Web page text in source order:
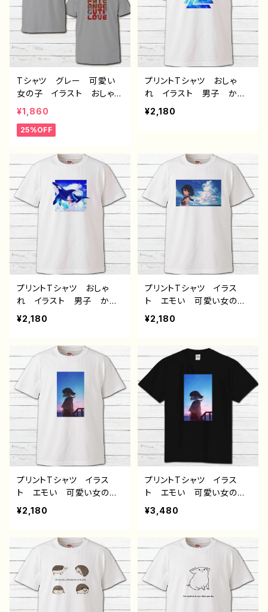
シャツ №640 J1-9
Tシャツ グレー 可愛い
女の子 イラスト おしゃ
れ 後ろ姿 レディース
メンズ 綺麗 セクシー
個性的 おすすめ イラス
ャツ デザイン コラボ
オリジナル デザイン グッ
ズ タイトル：アバンチュー
ル カラーグレー 作：んご
ミック C-3
¥1,860
25%OFF
プリントTシャツ おしゃ
れ イラスト 男子 かっ
こいい イケメン クー
ル エモい 動物 海 ク
気 イラストレーター 絵
師 クリエイター 白 半
袖シャツ デザイン コラ
ボ オリジナル デザイ
ン グッズ タイトル：jellyf
¥2,180
プリントTシャツ おしゃ
れ イラスト 男子 かっ
こいい イケメン クー
ル エモい 動物 青空
ス 個性的 おすすめ 人
気 イラストレーター 絵
師 クリエイター 白 半
袖シャツ デザイン コラ
ボ オリジナル デザイ
ン グッズ タイトル：｢空
¥2,180
プリントTシャツ イラス
ト エモい 可愛い女の
子 かわいい おしゃれ
服 JK 女子高校生 セ
ア ショートカット 風景
綺麗 景色 美しい ノス
タルジック メンズ レディ
ース おしゃれ 個性的
おすすめ 人気 イラスト
レーター 絵師 クリエイ
ズ デザイン コラボ タ
イトル：夏空と君 作：みふ
る
¥2,180
プリントTシャツ イラス
ト エモい 可愛い女の
子 かわいい おしゃれ
服 JK 女子高校生 セ
ト 黒髪 ボブヘア ショ
ートカット 風景 綺麗
景色 美しい ノスタルジ
ック メンズ レディース
おしゃれ 個性的 おすす
め 人気 イラストレータ
¥2,180
プリントTシャツ イラス
ト エモい 可愛い女の
子 かわいい おしゃれ
服 JK 女子高校生 セ
ト 黒髪 ボブヘア ショ
ートカット 風景 綺麗
景色 美しい ノスタルジ
ック メンズ レディース
おしゃれ 個性的 おすす
め 人気 イラストレータ
¥3,480